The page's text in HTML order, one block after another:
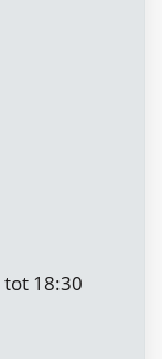
tot 18:30